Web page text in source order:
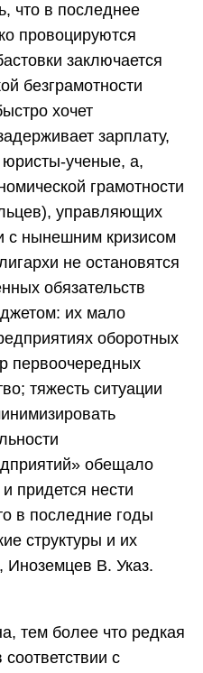
что в последнее
провоцируются
заключается
безграмотности
хочет
зарплату,
юристы-ученые, а,
грамотности
управляющих
с нынешним кризисом
не остановятся
обязательств
их мало
оборотных
первоочередных
тяжесть ситуации
обещало
придется нести
в последние годы
структуры и их
Иноземцев В. Указ.
тем более что редкая
с